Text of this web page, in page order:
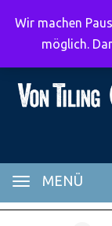
MENÜ
Wir machen
möglich.